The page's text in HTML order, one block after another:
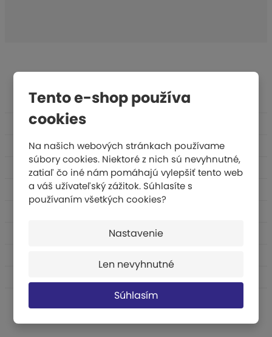
Tento e-shop používa
cookies
Na našich webových stránkach používame
súbory cookies. Niektoré z nich sú nevyhnutné,
zatiaľ čo iné nám pomáhajú vylepšiť tento web
a váš užívateľský zážitok. Súhlasíte s
používaním všetkých cookies?
Nastavenie
Len nevyhnutné
Súhlasím
Atletika
Fitnes &amp; rehabilitace
Gymnastika
Plavání
Sportovní hry